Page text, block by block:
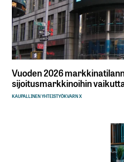
Vuoden 2026
sijoitusmarkkinoihin
KAUPALLINEN YHTEISTYÖKVARN X